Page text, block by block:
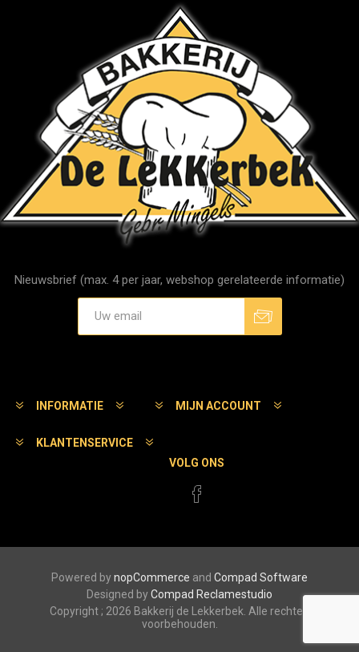
Nieuwsbrief (max. 4 per jaar, webshop gerelateerde informatie)
INFORMATIE MIJN ACCOUNT
KLANTENSERVICE
VOLG ONS
Powered bynopCommerce and Compad Software
Designed byCompad Reclamestudio
Copyright ; 2026 Bakkerij de Lekkerbek. Alle rechten
voorbehouden.